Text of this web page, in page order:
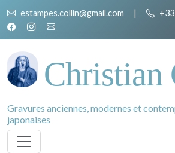
estampes.collin@gmail.com |
Christian
Gravures anciennes, modernes et
japonaises